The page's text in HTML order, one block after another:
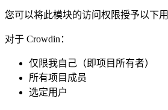
您可以将此模块的访问权限授予以下用
对于 Crowdin：
仅限我自己（即项目所有者）
所有项目成员
选定用户